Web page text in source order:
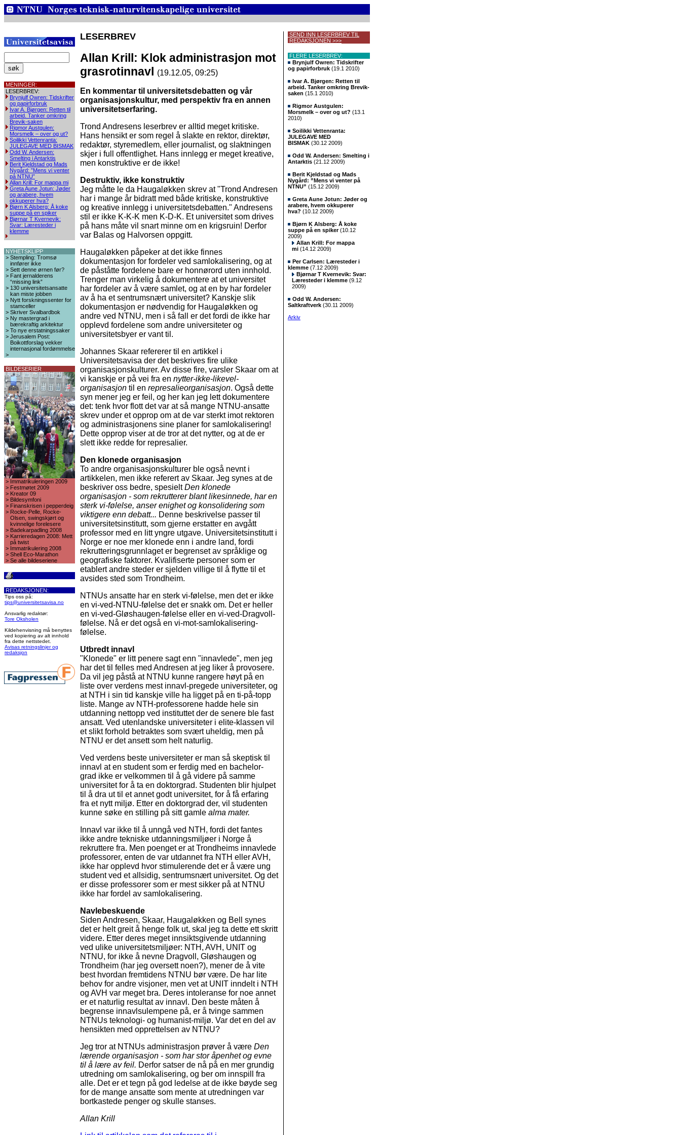
MENINGER:
LESERBREV:
Brynjulf Owren: Tidskrifter
og papirforbruk
Ivar A. Bjørgen: Retten til
arbeid. Tanker omkring
Brevik-saken
Rigmor Austgulen:
Morsmelk – over og ut?
Soilikki Vettenranta:
JULEGAVE MED BISMAK
Odd W. Andersen:
Smelting i Antarktis
Berit Kjeldstad og Mads
Nygård: ”Mens vi venter
på NTNU”
Allan Krill: For mappa mi
Greta Aune Jotun: Jøder
og arabere, hvem
okkuperer hva?
Bjørn K Alsberg: Å koke
suppe på en spiker
Bjørnar T Kvernevik:
Svar: Læresteder i
klemme
NYHETSKLIPP
> Stempling: Tromsø
innfører ikke
> Sett denne ørnen før?
> Fant jernalderens
“missing link”
> 130 universitetsansatte
kan miste jobben
> Nytt forskningssenter for
stamceller
> Skriver Svalbardbok
> Ny mastergrad i
bærekraftig arkitektur
> To nye erstatningssaker
> Jerusalem Post:
Boikottforslag vekker
internasjonal fordømmelse
>
BILDESERIER
> Immatrikuleringen 2009
> Festmøtet 2009
> Kreator 09
> Bildesymfoni
> Finanskrisen i pepperdeig
> Rocke-Pelle, Rocke-
Olsen, swingskjørt og
kvinnelige forelesere
> Badekarpadling 2008
> Karrieredagen 2008: Mett
på twist
> Immatrikulering 2008
> Shell Eco-Marathon
> Se alle bildeseriene
REDAKSJONEN:
Tips oss på:
tips@universitetsavisa.no
Ansvarlig redaktør:
Tore Oksholen
Kildehenvisning må benyttes
ved kopiering av alt innhold
fra dette nettstedet.
Avisas retningslinjer og
redaksjon
LESERBREV
Allan Krill: Klok administrasjon mot
grasrotinnavl (19.12.05, 09:25)
En kommentar til universitetsdebatten og vår
organisasjonskultur, med perspektiv fra en annen
universitetserfaring.
Trond Andresens leserbrev er alltid meget kritiske.
Hans hensikt er som regel å slakte en rektor, direktør,
redaktør, styremedlem, eller journalist, og slaktningen
skjer i full offentlighet. Hans innlegg er meget kreative,
men konstruktive er de ikke!
Destruktiv, ikke konstruktiv
Jeg måtte le da Haugaløkken skrev at "Trond Andresen
har i mange år bidratt med både kritiske, konstruktive
og kreative innlegg i universitetsdebatten." Andresens
stil er ikke K-K-K men K-D-K. Et universitet som drives
på hans måte vil snart minne om en krigsruin! Derfor
var Balas og Halvorsen oppgitt.
Haugaløkken påpeker at det ikke finnes
dokumentasjon for fordeler ved samlokalisering, og at
de påståtte fordelene bare er honnørord uten innhold.
Trenger man virkelig å dokumentere at et universitet
har fordeler av å være samlet, og at en by har fordeler
av å ha et sentrumsnært universitet? Kanskje slik
dokumentasjon er nødvendig for Haugaløkken og
andre ved NTNU, men i så fall er det fordi de ikke har
opplevd fordelene som andre universiteter og
universitetsbyer er vant til.
Johannes Skaar refererer til en artikkel i
Universitetsavisa der det beskrives fire ulike
organisasjonskulturer. Av disse fire, varsler Skaar om at
vi kanskje er på vei fra en nytter-ikke-likevel-
organisasjon til en represalieorganisasjon. Også dette
syn mener jeg er feil, og her kan jeg lett dokumentere
det: tenk hvor flott det var at så mange NTNU-ansatte
skrev under et opprop om at de var sterkt imot rektoren
og administrasjonens sine planer for samlokalisering!
Dette opprop viser at de tror at det nytter, og at de er
slett ikke redde for represalier.
Den klonede organisasjon
To andre organisasjonskulturer ble også nevnt i
artikkelen, men ikke referert av Skaar. Jeg synes at de
beskriver oss bedre, spesieltDen klonede
organisasjon - som rekrutterer blant likesinnede, har en
sterk vi-følelse, anser enighet og konsolidering som
viktigere enn debatt... Denne beskrivelse passer til
universitetsinstitutt, som gjerne erstatter en avgått
professor med en litt yngre utgave. Universitetsinstitutt i
Norge er noe mer klonede enn i andre land, fordi
rekrutteringsgrunnlaget er begrenset av språklige og
geografiske faktorer. Kvalifiserte personer som er
etablert andre steder er sjelden villige til å flytte til et
avsides sted som Trondheim.
NTNUs ansatte har en sterk vi-følelse, men det er ikke
en vi-ved-NTNU-følelse det er snakk om. Det er heller
en vi-ved-Gløshaugen-følelse eller en vi-ved-Dragvoll-
følelse. Nå er det også en vi-mot-samlokalisering-
følelse.
Utbredt innavl
"Klonede" er litt penere sagt enn "innavlede", men jeg
har det til felles med Andresen at jeg liker å provosere.
Da vil jeg påstå at NTNU kunne rangere høyt på en
liste over verdens mest innavl-pregede universiteter, og
at NTH i sin tid kanskje ville ha ligget på en ti-på-topp
liste. Mange av NTH-professorene hadde hele sin
utdanning nettopp ved instituttet der de senere ble fast
ansatt. Ved utenlandske universiteter i elite-klassen vil
et slikt forhold betraktes som svært uheldig, men på
NTNU er det ansett som helt naturlig.
Ved verdens beste universiteter er man så skeptisk til
innavl at en student som er ferdig med en bachelor-
grad ikke er velkommen til å gå videre på samme
universitet for å ta en doktorgrad. Studenten blir hjulpet
til å dra ut til et annet godt universitet, for å få erfaring
fra et nytt miljø. Etter en doktorgrad der, vil studenten
kunne søke en stilling på sitt gamle alma mater.
Innavl var ikke til å unngå ved NTH, fordi det fantes
ikke andre tekniske utdanningsmiljøer i Norge å
rekruttere fra. Men poenget er at Trondheims innavlede
professorer, enten de var utdannet fra NTH eller AVH,
ikke har opplevd hvor stimulerende det er å være ung
student ved et allsidig, sentrumsnært universitet. Og det
er disse professorer som er mest sikker på at NTNU
ikke har fordel av samlokalisering.
Navlebeskuende
Siden Andresen, Skaar, Haugaløkken og Bell synes
det er helt greit å henge folk ut, skal jeg ta dette ett skritt
videre. Etter deres meget innsiktsgivende utdanning
ved ulike universitetsmiljøer: NTH, AVH, UNIT og
NTNU, for ikke å nevne Dragvoll, Gløshaugen og
Trondheim (har jeg oversett noen?), mener de å vite
best hvordan fremtidens NTNU bør være. De har lite
behov for andre visjoner, men vet at UNIT inndelt i NTH
og AVH var meget bra. Deres intoleranse for noe annet
er et naturlig resultat av innavl. Den beste måten å
begrense innavlsulempene på, er å tvinge sammen
NTNUs teknologi- og humanist-miljø. Var det en del av
hensikten med opprettelsen av NTNU?
Jeg tror at NTNUs administrasjon prøver å være Den
lærende organisasjon - som har stor åpenhet og evne
til å lære av feil. Derfor satser de nå på en mer grundig
utredning om samlokalisering, og ber om innspill fra
alle. Det er et tegn på god ledelse at de ikke bøyde seg
for de mange ansatte som mente at utredningen var
bortkastede penger og skulle stanses.
Allan Krill
SEND INN LESERBREV TIL
REDAKSJONEN >>>
FLERE LESERBREV:
Brynjulf Owren: Tidskrifter
og papirforbruk (19.1 2010)
Ivar A. Bjørgen: Retten til
arbeid. Tanker omkring Brevik-
saken (15.1 2010)
Rigmor Austgulen:
Morsmelk – over og ut? (13.1
2010)
Soilikki Vettenranta:
JULEGAVE MED
BISMAK (30.12 2009)
Odd W. Andersen: Smelting i
Antarktis (21.12 2009)
Berit Kjeldstad og Mads
Nygård: ”Mens vi venter på
NTNU” (15.12 2009)
Greta Aune Jotun: Jøder og
arabere, hvem okkuperer
hva? (10.12 2009)
Bjørn K Alsberg: Å koke
suppe på en spiker(10.12
2009)
Allan Krill: For mappa
mi (14.12 2009)
Per Carlsen: Læresteder i
klemme (7.12 2009)
Bjørnar T Kvernevik: Svar:
Læresteder i klemme (9.12
2009)
Odd W. Andersen:
Saltkraftverk (30.11 2009)
Arkiv